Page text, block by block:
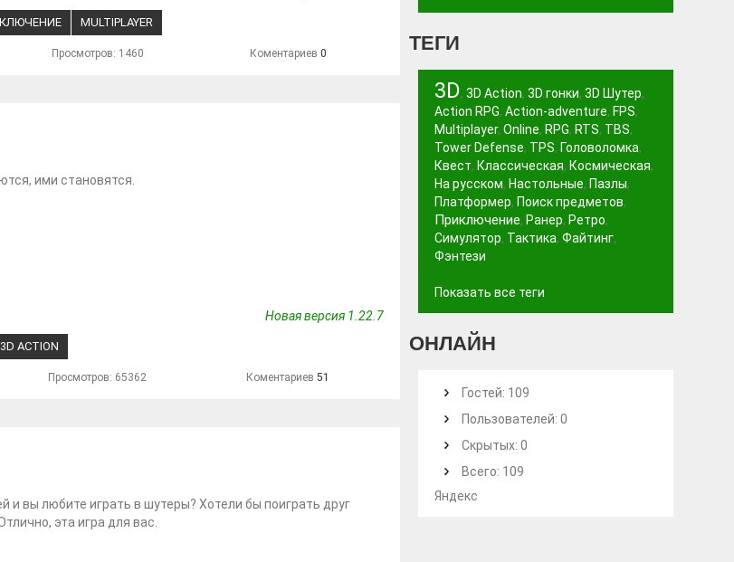
MULTIPLAYER
Просмотров: 1460 Коментариев 0
ими становятся.
Новая версия 1.22.7
3D ACTION
Просмотров: 65362 Коментариев51
и вы любите играть в шутеры? Хотели бы поиграть друг
эта игра для вас.
ТЕГИ
3D, 3D Action, 3D гонки, 3D Шутер,
Action RPG, Action-adventure, FPS,
Multiplayer, Online, RPG, RTS, TBS,
Tower Defense, TPS, Головоломка,
Квест, Классическая, Космическая,
На русском, Настольные, Пазлы,
Платформер, Поиск предметов,
Приключение, Ранер, Ретро,
Симулятор, Тактика, Файтинг,
Фэнтези
Показать все теги
ОНЛАЙН
Гостей: 109
Пользователей: 0
Скрытых: 0
Всего: 109
Яндекс